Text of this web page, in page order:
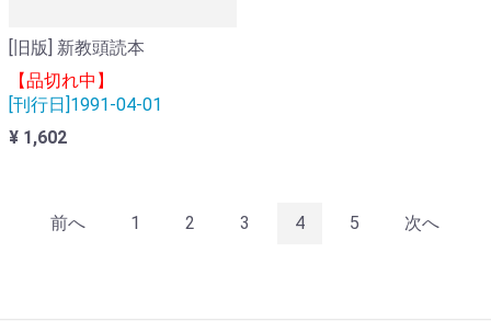
[旧版] 新教頭読本
【品切れ中】
[刊行日]1991-04-01
¥ 1,602
前へ 1 2 3 4 5 次へ